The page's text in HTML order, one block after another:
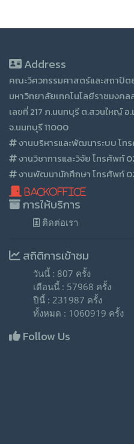
Address
คณะวิศวกรรมศาสตร์และสถาปั
มหาวิทยาลัยเทคโนโลยีราชมงค
เลขที่ 217 ภ.นนทบุรี ต.สวนใหญ์ อ
จ.นนทบุรี 11000
งานบริหารและพัฒนาระบบ โท
งานวิชาการและวิจัย โทรศัพ
งานพัฒนานักศึกษา โทรศัพท์
BackOffice
การให้บริการ
ติดต่อเรา
สถิติการเข้าชม
วันนี้ : 807 ครั้ง
เดือนนี้ : 57968 ครั้ง
ปีนี้ : 231987 ครั้ง
ทั้งหมด : 1060919 ครั้ง
Follow Us